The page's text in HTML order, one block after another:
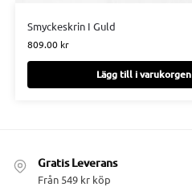
Smyckeskrin I Guld
809.00 kr
Lägg till i varukorgen
Gratis Leverans
Från 549 kr köp